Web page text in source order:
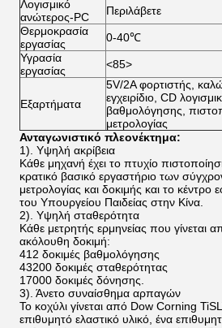
Λογισμικό
ανώτερος-PC
Περιλάβετε
Θερμοκρασία
εργασίας
0-40℃
Υγρασία
εργασίας
<85>
Εξαρτήματα
5V/2A φορτιστής,
εγχειρίδιο, CD
βαθμολόγησης,
μετρολογίας
Ανταγωνιστικό πλεονέκτημα:
1). Υψηλή ακρίβεια
Κάθε μηχανή έχει το πτυχίο
κρατικό βασικό εργαστήριο των
μετρολογίας και δοκιμής και το
του Υπουργείου Παιδείας στην Κίνα.
2). Υψηλή σταθερότητα
Κάθε μετρητής ερμηνείας που γίνεται
ακόλουθη δοκιμή:
412 δοκιμές βαθμολόγησης
43200 δοκιμές σταθερότητας
17000 δοκιμές δόνησης.
3). Άνετο συναίσθημα αρπαγών
Το κοχύλι γίνεται από Dow Corning
επιθυμητό ελαστικό υλικό, ένα